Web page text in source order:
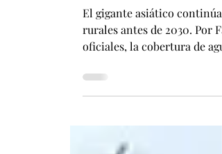
Fabián Pizarro Arcos
13 may
1 min de lectura
China logra que el
El gigante asiático
rurales antes de 2030. Por